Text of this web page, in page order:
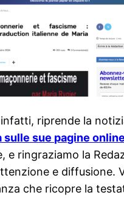
infatti, riprende la
sulle sue pagine online
e ringraziamo la
e diffusione.
che ricopre la